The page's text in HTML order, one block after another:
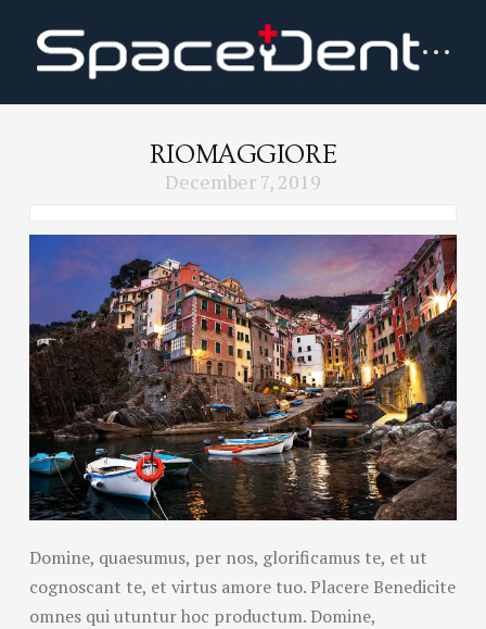
RIOMAGGIORE
December 7, 2019
Domine, quaesumus, per nos, glorificamus te, et ut
cognoscant te, et virtus amore tuo. Placere Benedicite
omnes qui utuntur hoc productum. Domine,